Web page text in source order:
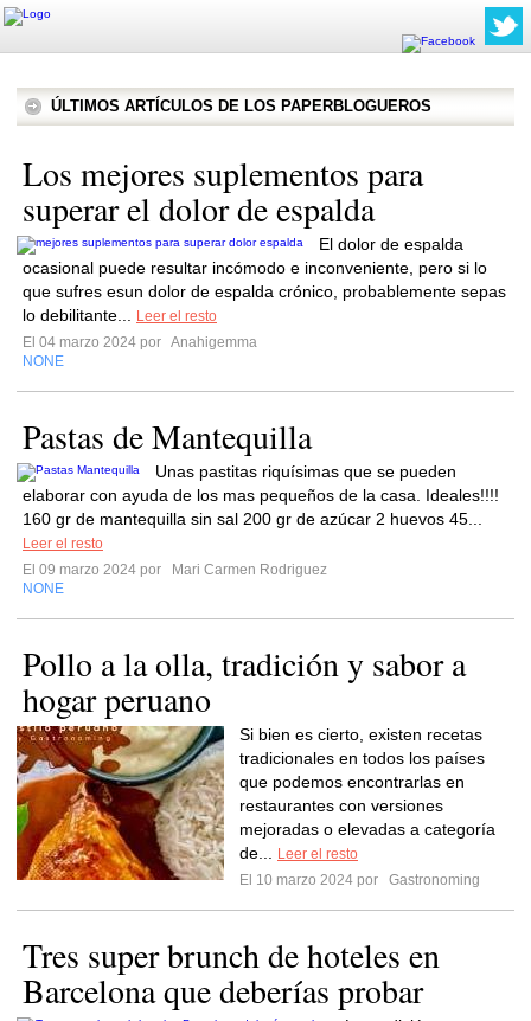
ÚLTIMOS ARTÍCULOS DE LOS PAPERBLOGUEROS
Los mejores suplementos para
superar el dolor de espalda
El dolor de espalda
ocasional puede resultar incómodo e inconveniente, pero si lo
que sufres esun dolor de espalda crónico, probablemente sepas
lo debilitante...
Leer el resto
El 04 marzo 2024 por Anahigemma
NONE
Pastas de Mantequilla
Unas pastitas riquísimas que se pueden
elaborar con ayuda de los mas pequeños de la casa. Ideales!!!!
160 gr de mantequilla sin sal 200 gr de azúcar 2 huevos 45...
Leer el resto
El 09 marzo 2024 por
Mari Carmen Rodriguez
NONE
Pollo a la olla, tradición y sabor a
hogar peruano
Si bien es cierto, existen recetas
tradicionales en todos los países
que podemos encontrarlas en
restaurantes con versiones
mejoradas o elevadas a categoría
de...
Leer el resto
El 10 marzo 2024 por
Gastronoming
Tres super brunch de hoteles en
Barcelona que deberías probar